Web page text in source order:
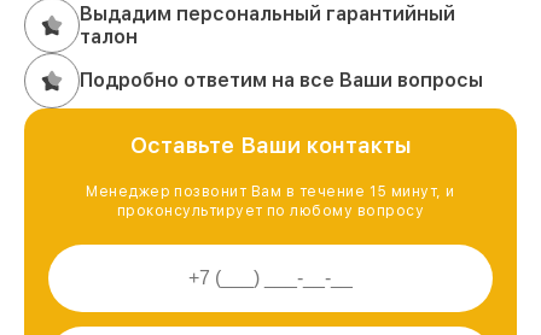
Выдадим персональный гарантийный
талон
Подробно ответим на все Ваши вопросы
Оставьте Ваши контакты
Менеджер позвонит Вам в течение 15 минут, и
проконсультирует по любому вопросу